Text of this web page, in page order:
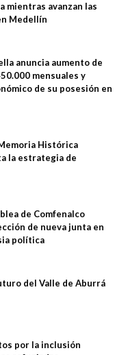
mientras avanzan las
Medellín
anuncia aumento de
mensuales y
de su posesión en
Histórica
la estrategia de
de Comfenalco
de nueva junta en
política
del Valle de Aburrá
por la inclusión